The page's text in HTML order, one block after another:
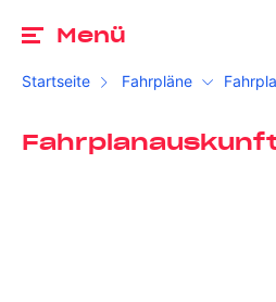
Menü
Startseite Fahrpläne